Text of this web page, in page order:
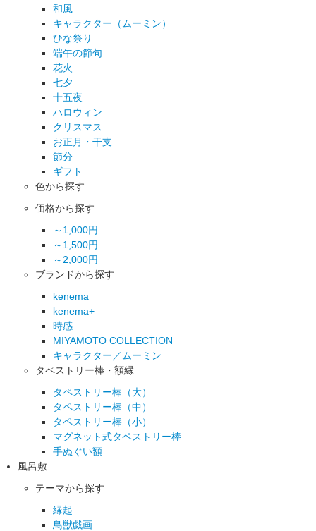
和風
キャラクター（ムーミン）
ひな祭り
端午の節句
花火
七夕
十五夜
ハロウィン
クリスマス
お正月・干支
節分
ギフト
色から探す
価格から探す
～1,000円
～1,500円
～2,000円
ブランドから探す
kenema
kenema+
時感
MIYAMOTO COLLECTION
キャラクター／ムーミン
タペストリー棒・額縁
タペストリー棒（大）
タペストリー棒（中）
タペストリー棒（小）
マグネット式タペストリー棒
手ぬぐい額
風呂敷
テーマから探す
縁起
鳥獣戯画